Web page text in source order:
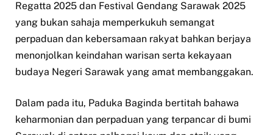
Regatta 2025 dan Festival Gendang Sarawak 2025
yang bukan sahaja memperkukuh semangat
perpaduan dan kebersamaan rakyat bahkan berjaya
menonjolkan keindahan warisan serta kekayaan
budaya Negeri Sarawak yang amat membanggakan.
Dalam pada itu, Paduka Baginda bertitah bahawa
keharmonian dan perpaduan yang terpancar di bumi